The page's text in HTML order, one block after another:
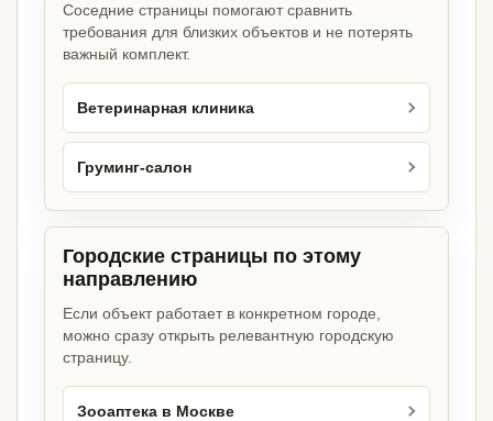
Соседние страницы помогают сравнить
требования для близких объектов и не потерять
важный комплект.
Ветеринарная клиника
Груминг-салон
Городские страницы по этому
направлению
Если объект работает в конкретном городе,
можно сразу открыть релевантную городскую
страницу.
Зооаптека в Москве